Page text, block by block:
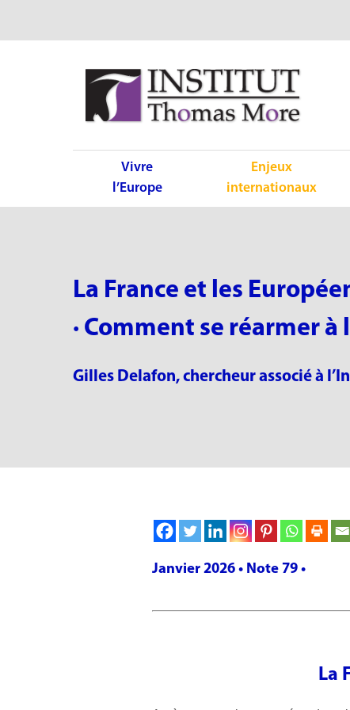
Vivre
l’Europe
Enjeux
internationaux
La France et les
· Comment se réarmer à
Gilles Delafon, chercheur associé à
Janvier 2026 • Note 79 •
La